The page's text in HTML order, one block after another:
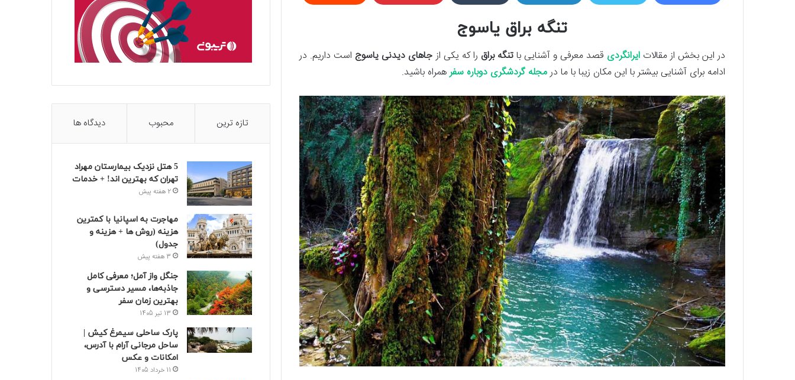
تنگه براق یاسوج
در این بخش از مقالات ایرانگردی قصد معرفی و آشنایی باتنگه براق را که یکی ازجاهای دیدنی یاسوج است داریم. در
ادامه برای آشنایی بیشتر با این مکان زیبا با ما درمجله گردشگری دوباره سفرهمراه باشید.
تازه ترین محبوب دیدگاه ها
5 هتل نزدیک بیمارستان مهراد
تهران که بهترین‌ اند! + خدمات
2 هفته پیش
مهاجرت به اسپانیا با کمترین
هزینه (روش ها + هزینه و
جدول)
3 هفته پیش
جنگل واز آمل؛ معرفی کامل
جاذبه‌ها، مسیر دسترسی و
بهترین زمان سفر
13 تیر 1405
پارک ساحلی سیمرغ کیش |
ساحل مرجانی آرام با آدرس،
امکانات و عکس
11 خرداد 1405